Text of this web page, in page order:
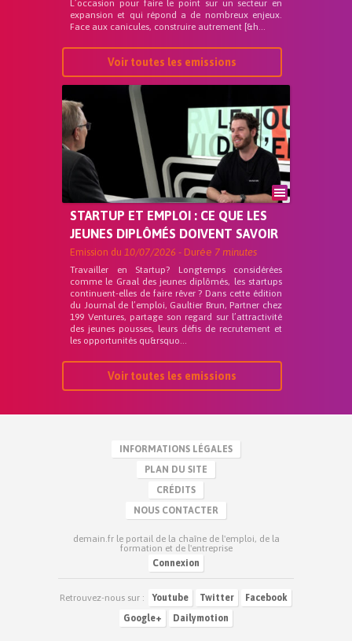
L’occasion pour faire le point sur un secteur en
expansion et qui répond a de nombreux enjeux.
Face aux canicules, construire autrement [&h...
Voir toutes les emissions
STARTUP ET EMPLOI : CE QUE LES
JEUNES DIPLÔMÉS DOIVENT SAVOIR
Emission du 10/07/2026 - Durée 7 minutes
Travailler en Startup? Longtemps considérées
comme le Graal des jeunes diplômés, les startups
continuent-elles de faire rêver ? Dans cette édition
du Journal de l’emploi, Gaultier Brun, Partner chez
199 Ventures, partage son regard sur l’attractivité
des jeunes pousses, leurs défis de recrutement et
les opportunités qu&rsquo...
Voir toutes les emissions
INFORMATIONS LÉGALES
PLAN DU SITE
CRÉDITS
NOUS CONTACTER
demain.fr le portail de la chaîne de l'emploi, de la
formation et de l'entreprise
Connexion
Retrouvez-nous sur : Youtube Twitter
Facebook
Google+
Dailymotion